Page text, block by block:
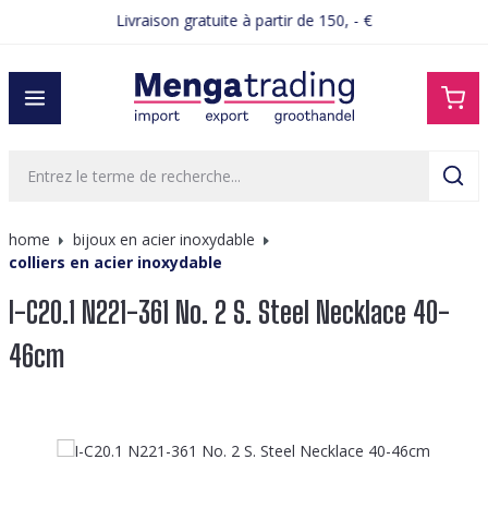
Livraison gratuite à partir de 150, - €
home
bijoux en acier inoxydable
colliers en acier inoxydable
I-C20.1 N221-361 No. 2 S. Steel Necklace 40-
46cm
Ignorer la galerie d'images